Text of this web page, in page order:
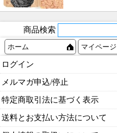
商品検索
ホーム マイページ
ログイン
メルマガ申込/停止
特定商取引法に基づく表示
送料とお支払い方法について